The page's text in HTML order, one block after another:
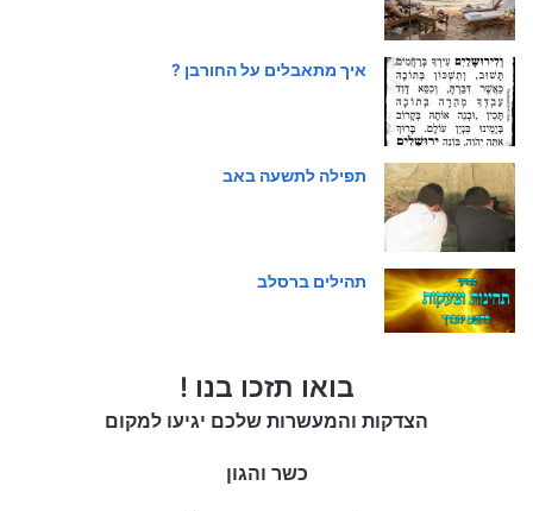
איך מתאבלים על החורבן ?
תפילה לתשעה באב
תהילים ברסלב
בואו תזכו בנו !
הצדקות והמעשרות שלכם יגיעו למקום
כשר והגון